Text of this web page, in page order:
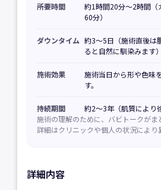
所要時間
約1時間20分〜2時間
60分）
ダウンタイム 約3〜5日（施術直後は
ると自然に馴染みます）
施術効果
施術当日から形や色味
す。
持続期間
約2〜3年（肌質により
施術の理解のために、バビトークがま
詳細はクリニックや個人の状況により
詳細内容